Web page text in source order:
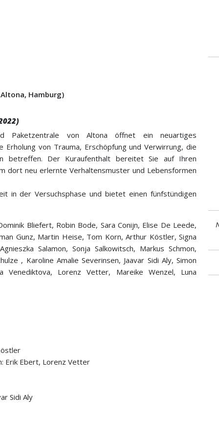
Hamburg)
von Altona öffnet ein neuartiges
von Trauma, Erschöpfung und Verwirrung, die
betreffen. Der Kuraufenthalt bereitet Sie auf Ihren
dort neu erlernte Verhaltensmuster und Lebensformen
in der Versuchsphase und bietet einen fünfstündigen
Bliefert, Robin Bode, Sara Conijn, Elise De Leede,
Gunz, Martin Heise, Tom Korn, Arthur Köstler, Signa
Salamon, Sonja Salkowitsch, Markus Schmon,
, Karoline Amalie Severinsen, Jaavar Sidi Aly, Simon
Venediktova, Lorenz Vetter, Mareike Wenzel, Luna
Erik Ebert, Lorenz Vetter
Sidi Aly